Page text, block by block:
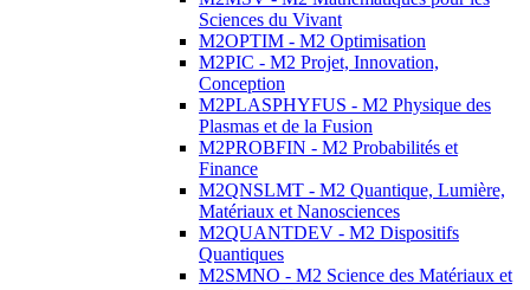
Sciences du Vivant
M2OPTIM - M2 Optimisation
M2PIC - M2 Projet, Innovation,
Conception
M2PLASPHYFUS - M2 Physique des
Plasmas et de la Fusion
M2PROBFIN - M2 Probabilités et
Finance
M2QNSLMT - M2 Quantique, Lumière,
Matériaux et Nanosciences
M2QUANTDEV - M2 Dispositifs
Quantiques
M2SMNO - M2 Science des Matériaux et